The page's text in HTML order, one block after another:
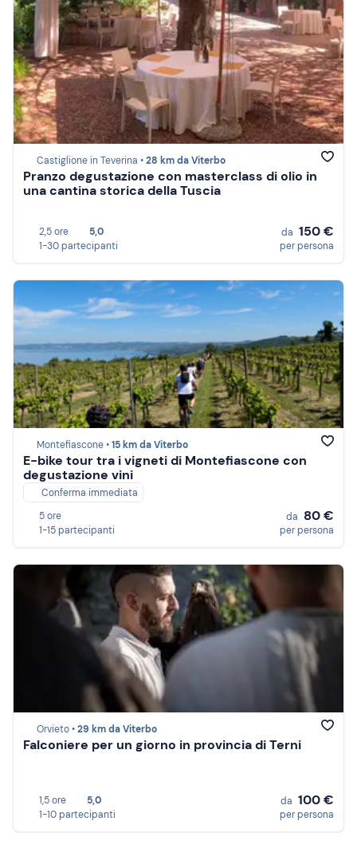
Castiglione in Teverina •28 km da Viterbo
Pranzo degustazione con masterclass di olio in
una cantina storica della Tuscia
2,5 ore
5,0
1-30 partecipanti
da 150 €
per persona
Montefiascone •15 km da Viterbo
E-bike tour tra i vigneti di Montefiascone con
degustazione vini
Conferma immediata
5 ore
1-15 partecipanti
da 80 €
per persona
Orvieto •29 km da Viterbo
Falconiere per un giorno in provincia di Terni
1,5 ore
5,0
1-10 partecipanti
da 100 €
per persona